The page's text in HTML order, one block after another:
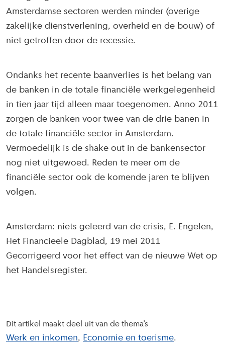
Amsterdamse sectoren werden minder (overige
zakelijke dienstverlening, overheid en de bouw) of
niet getroffen door de recessie.
Ondanks het recente baanverlies is het belang van
de banken in de totale financiële werkgelegenheid
in tien jaar tijd alleen maar toegenomen. Anno 2011
zorgen de banken voor twee van de drie banen in
de totale financiële sector in Amsterdam.
Vermoedelijk is de shake out in de bankensector
nog niet uitgewoed. Reden te meer om de
financiële sector ook de komende jaren te blijven
volgen.
Amsterdam: niets geleerd van de crisis, E. Engelen,
Het Financieele Dagblad, 19 mei 2011
Gecorrigeerd voor het effect van de nieuwe Wet op
het Handelsregister.
Dit artikel maakt deel uit van de thema’s
Werk en inkomen Economie en toerisme